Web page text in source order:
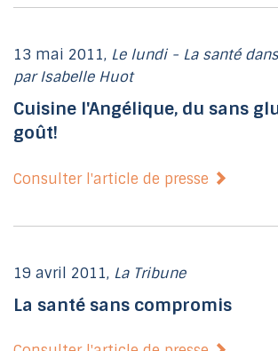
13 mai 2011, Le lundi - La santé
par Isabelle Huot
Cuisine l'Angélique, du sans
goût!
Consulter l'article de presse
19 avril 2011, La Tribune
La santé sans compromis